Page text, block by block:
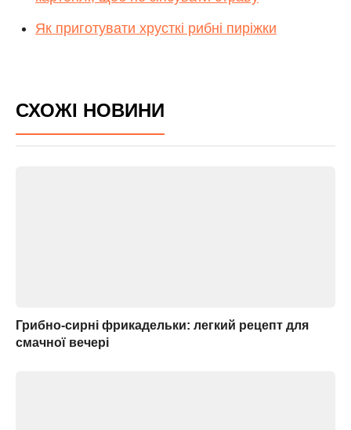
Як приготувати хрусткі рибні пиріжки
СХОЖІ НОВИНИ
Грибно-сирні фрикадельки: легкий рецепт для
смачної вечері